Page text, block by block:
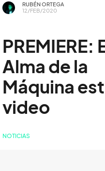
RUBÉN ORTEGA
12/FEB/2020
PREMIERE:
Alma de la
Máquina
video
NOTICIAS